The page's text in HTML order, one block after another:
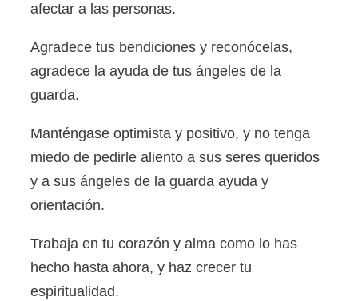
afectar a las personas.
Agradece tus bendiciones y reconócelas,
agradece la ayuda de tus ángeles de la
guarda.
Manténgase optimista y positivo, y no tenga
miedo de pedirle aliento a sus seres queridos
y a sus ángeles de la guarda ayuda y
orientación.
Trabaja en tu corazón y alma como lo has
hecho hasta ahora, y haz crecer tu
espiritualidad.